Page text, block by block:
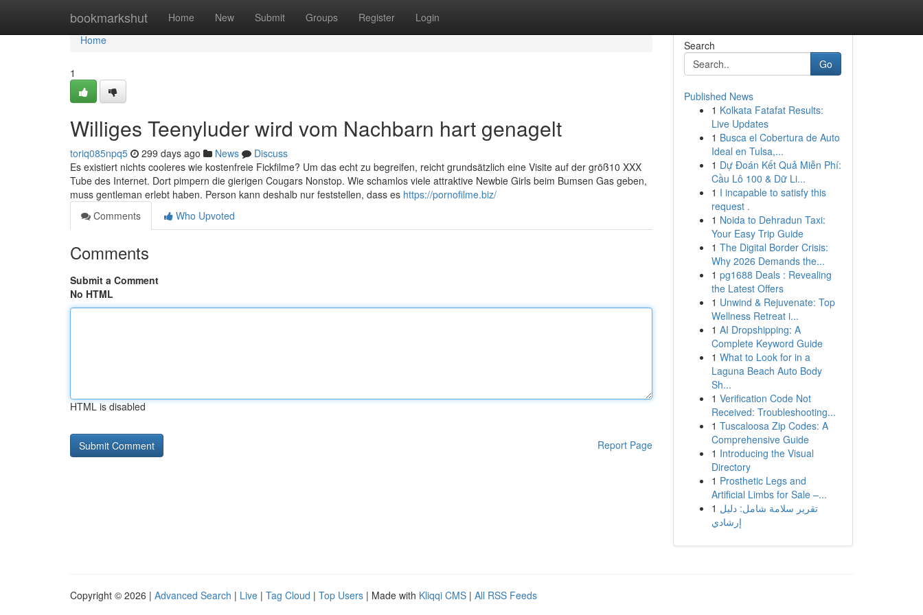
bookmarkshut Home New Submit Groups Register Login
Home
Home
1
Williges Teenyluder wird vom Nachbarn hart genagelt
toriq085npq5 299 days ago News
Discuss
Es existiert nichts cooleres wie kostenfreie Fickfilme? Um das echt zu begreifen, reicht grundsätzlich eine Visite auf der größ10 XXX
Tube des Internet. Dort pimpern die gierigen Cougars Nonstop. Wie schamlos viele attraktive Newbie Girls beim Bumsen Gas geben,
muss gentleman erlebt haben. Person kann deshalb nur feststellen, dass es https://pornofilme.biz/
Comments
Who Upvoted
Comments
Submit a Comment
No HTML
HTML is disabled
Report Page
Search
Go
Published News
1 Kolkata Fatafat Results:
Live Updates
1 Busca el Cobertura de Auto
Ideal en Tulsa,...
1 Dự Đoán Kết Quả Miễn Phí:
Cầu Lô 100 & Dữ Li...
1 I incapable to satisfy this
request .
1 Noida to Dehradun Taxi:
Your Easy Trip Guide
1 The Digital Border Crisis:
Why 2026 Demands the...
1 pg1688 Deals : Revealing
the Latest Offers
1 Unwind & Rejuvenate: Top
Wellness Retreat i...
1 AI Dropshipping: A
Complete Keyword Guide
1 What to Look for in a
Laguna Beach Auto Body
Sh...
1 Verification Code Not
Received: Troubleshooting...
1 Tuscaloosa Zip Codes: A
Comprehensive Guide
1 Introducing the Visual
Directory
1 Prosthetic Legs and
Artificial Limbs for Sale –...
1 تقرير سلامة شامل: دليل
إرشادي
Copyright © 2026 | Advanced Search | Live | Tag Cloud | Top Users | Made with Kliqqi CMS | All RSS Feeds